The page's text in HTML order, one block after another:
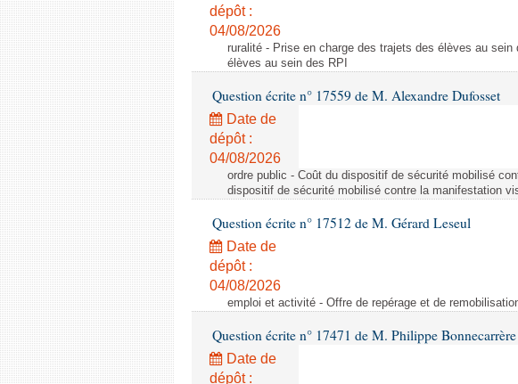
dépôt :
04/08/2026
ruralité - Prise en charge des trajets des élèves au
élèves au sein des RPI
Question écrite n° 17559 de M. Alexandre Dufosset
Date de
dépôt :
04/08/2026
ordre public - Coût du dispositif de sécurité mobilisé
dispositif de sécurité mobilisé contre la manifestation
Question écrite n° 17512 de M. Gérard Leseul
Date de
dépôt :
04/08/2026
emploi et activité - Offre de repérage et de
Question écrite n° 17471 de M. Philippe Bonnecarrère
Date de
dépôt :